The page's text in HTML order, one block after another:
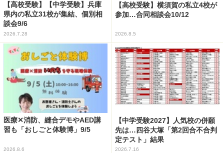
【高校受験】【中学受験】兵庫
県内の私立31校が集結、個別相
談会9/6
2026.7.28
【高校受験】横須賀の私立4校が
参加…合同相談会10/12
2026.8.5
医療✕消防、縫合デモやAED講
習も「おしごと体験博」9/5
2026.8.6
【中学受験2027】人気校の併願
先は…四谷大塚「第2回合不合判
定テスト」結果
2026.7.16